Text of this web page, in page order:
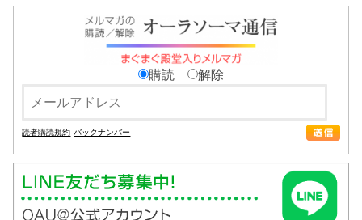
購読 解除
読者購読規約 バックナンバー